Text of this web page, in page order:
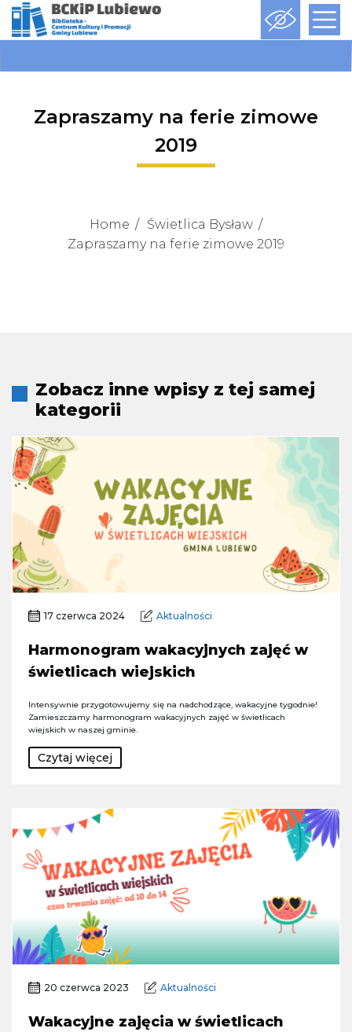
Zapraszamy na ferie zimowe
2019
Home
Świetlica Bysław
Zapraszamy na ferie zimowe 2019
Zobacz inne wpisy z tej samej
kategorii
17 czerwca 2024 Aktualności
Harmonogram wakacyjnych zajęć w
świetlicach wiejskich
Intensywnie przygotowujemy się na nadchodzące, wakacyjne tygodnie!
Zamieszczamy harmonogram wakacyjnych zajęć w świetlicach
wiejskich w naszej gminie.
Czytaj więcej
20 czerwca 2023 Aktualności
Wakacyjne zajęcia w świetlicach